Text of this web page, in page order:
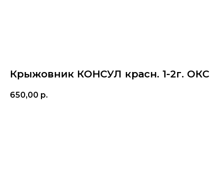
Крыжовник КОНСУЛ красн. 1-2г. ОКС
650,00 р.